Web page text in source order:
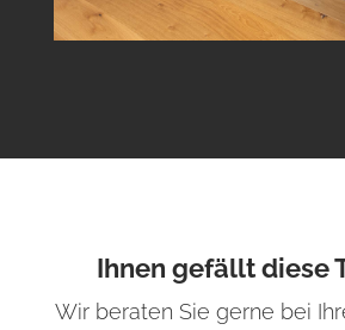
Ihnen gefällt diese
Wir beraten Sie gerne bei